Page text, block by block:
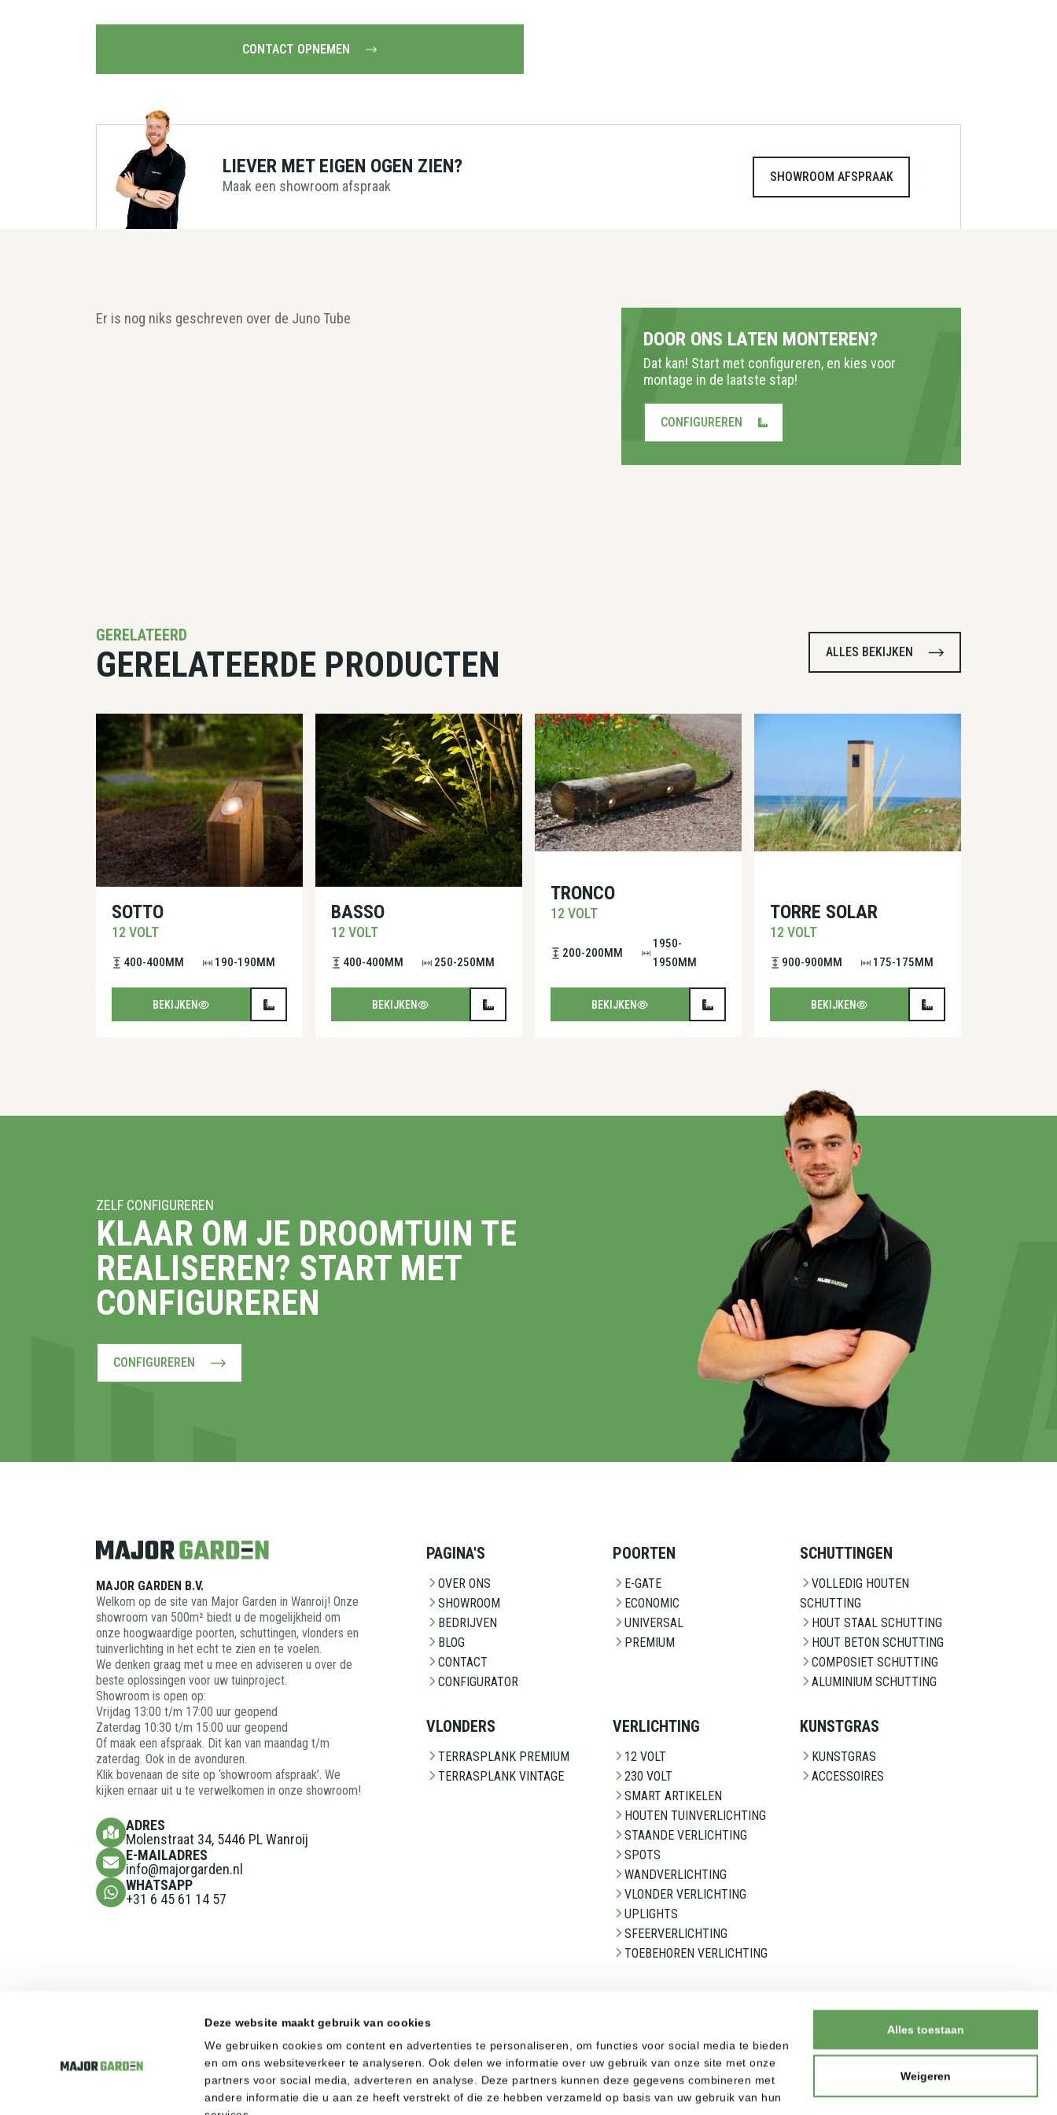
Deze website maakt gebruik van cookies
We gebruiken cookies om content en advertenties te personaliseren, om functies voor social media te bieden
en om ons websiteverkeer te analyseren. Ook delen we informatie over uw gebruik van onze site met onze
partners voor social media, adverteren en analyse. Deze partners kunnen deze gegevens combineren met
andere informatie die u aan ze heeft verstrekt of die ze hebben verzameld op basis van uw gebruik van hun
Alles toestaan
Weigeren
CONTACT OPNEMEN
LIEVER MET EIGEN OGEN ZIEN?
Maak een showroom afspraak
SHOWROOM AFSPRAAK
Er is nog niks geschreven over de Juno Tube
DOOR ONS LATEN MONTEREN?
Dat kan! Start met configureren, en kies voor
montage in de laatste stap!
CONFIGUREREN
GERELATEERD
GERELATEERDE PRODUCTEN ALLES BEKIJKEN
SOTTO
12 VOLT
400-400MM 190-190MM
BEKIJKEN
BASSO
12 VOLT
400-400MM 250-250MM
BEKIJKEN
TRONCO
12 VOLT
200-200MM
1950-
1950MM
BEKIJKEN
TORRE SOLAR
12 VOLT
900-900MM 175-175MM
BEKIJKEN
ZELF CONFIGUREREN
KLAAR OM JE DROOMTUIN TE
REALISEREN? START MET
CONFIGUREREN
CONFIGUREREN
MAJOR GARDEN B.V.
Welkom op de site van Major Garden in Wanroij! Onze
showroom van 500m² biedt u de mogelijkheid om
onze hoogwaardige poorten, schuttingen, vlonders en
tuinverlichting in het echt te zien en te voelen.
We denken graag met u mee en adviseren u over de
beste oplossingen voor uw tuinproject.
Showroom is open op:
Vrijdag 13:00 t/m 17:00 uur geopend
Zaterdag 10:30 t/m 15:00 uur geopend
Of maak een afspraak. Dit kan van maandag t/m
zaterdag. Ook in de avonduren.
Klik bovenaan de site op ‘showroom afspraak’. We
kijken ernaar uit u te verwelkomen in onze showroom!
ADRES
Molenstraat 34, 5446 PL Wanroij
E-MAILADRES
info@majorgarden.nl
WHATSAPP
+31 6 45 61 14 57
PAGINA'S
OVER ONS
SHOWROOM
BEDRIJVEN
BLOG
CONTACT
CONFIGURATOR
POORTEN
E-GATE
ECONOMIC
UNIVERSAL
PREMIUM
SCHUTTINGEN
VOLLEDIG HOUTEN
SCHUTTING
HOUT STAAL SCHUTTING
HOUT BETON SCHUTTING
COMPOSIET SCHUTTING
ALUMINIUM SCHUTTING
VLONDERS
TERRASPLANK PREMIUM
TERRASPLANK VINTAGE
VERLICHTING
12 VOLT
230 VOLT
SMART ARTIKELEN
HOUTEN TUINVERLICHTING
STAANDE VERLICHTING
SPOTS
WANDVERLICHTING
VLONDER VERLICHTING
UPLIGHTS
SFEERVERLICHTING
TOEBEHOREN VERLICHTING
KUNSTGRAS
KUNSTGRAS
ACCESSOIRES
GEVELBEKLEDING